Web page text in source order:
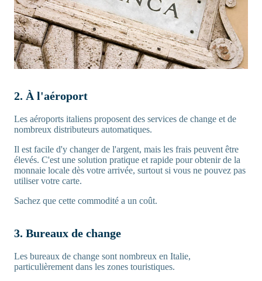
2. À l'aéroport
Les aéroports italiens proposent des services de change et de
nombreux distributeurs automatiques.
Il est facile d'y changer de l'argent, mais les frais peuvent être
élevés. C'est une solution pratique et rapide pour obtenir de la
monnaie locale dès votre arrivée, surtout si vous ne pouvez pas
utiliser votre carte.
Sachez que cette commodité a un coût.
3. Bureaux de change
Les bureaux de change sont nombreux en Italie,
particulièrement dans les zones touristiques.